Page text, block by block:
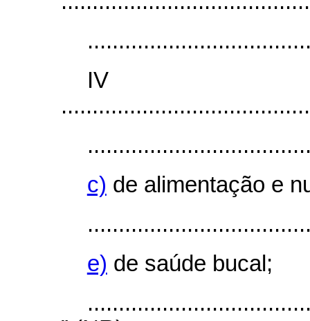
c) de alimentação e
e) de saúde bucal;